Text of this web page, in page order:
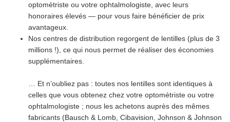
optométriste ou votre ophtalmologiste, avec leurs
honoraires élevés — pour vous faire bénéficier de prix
avantageux.
Nos centres de distribution regorgent de lentilles (plus de 3
millions !), ce qui nous permet de réaliser des économies
supplémentaires.
… Et n’oubliez pas : toutes nos lentilles sont identiques à
celles que vous obtenez chez votre optométriste ou votre
ophtalmologiste ; nous les achetons auprès des mêmes
fabricants (Bausch & Lomb, Cibavision, Johnson & Johnson